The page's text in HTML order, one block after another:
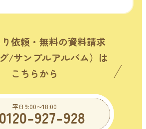
依頼・無料の資料請求
グ/サンプルアルバム）は
こちらから
平日9:00〜18:00
0120-927-928